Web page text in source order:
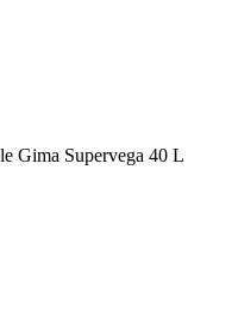
Gima Supervega 40 L